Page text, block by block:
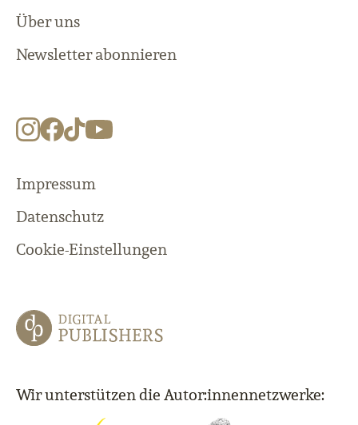
Über uns
Newsletter abonnieren
Impressum
Datenschutz
Cookie-Einstellungen
Wir unterstützen die Autor:innennetzwerke: